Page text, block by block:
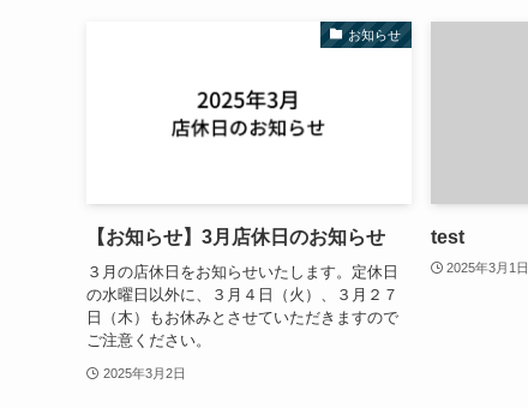
お知らせ
【お知らせ】3月店休日のお知らせ
３月の店休日をお知らせいたします。定休日
の水曜日以外に、３月４日（火）、３月２７
日（木）もお休みとさせていただきますので
ご注意ください。
2025年3月2日
test
2025年3月1日